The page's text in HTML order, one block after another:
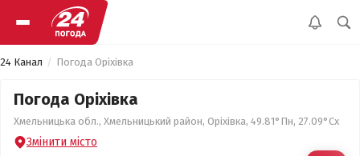
24 Канал Погода Оріхівка
Погода Оріхівка
Хмельницька обл., Хмельницький район, Оріхівка, 49.81°Пн, 27.09°Сх
Змінити місто